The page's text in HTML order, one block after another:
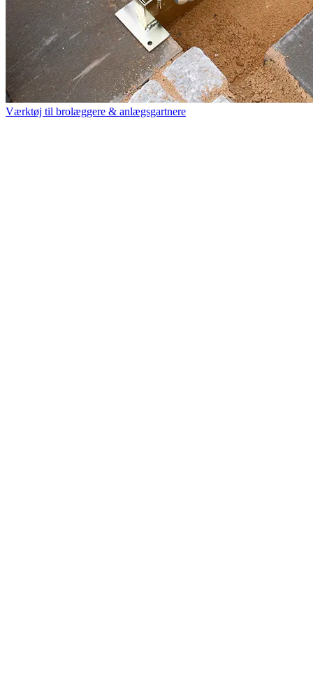
Værktøj til brolæggere & anlægsgartnere